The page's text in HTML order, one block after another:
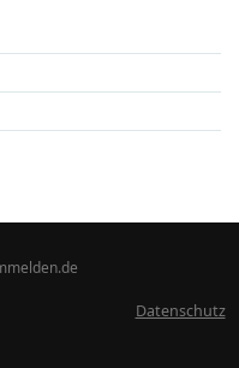
Datenschutz